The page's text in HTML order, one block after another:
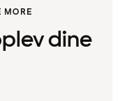
MORE
dine